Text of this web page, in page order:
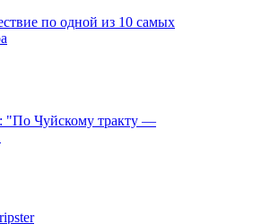
по одной из 10 самых